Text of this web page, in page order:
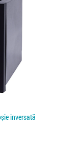
inversată